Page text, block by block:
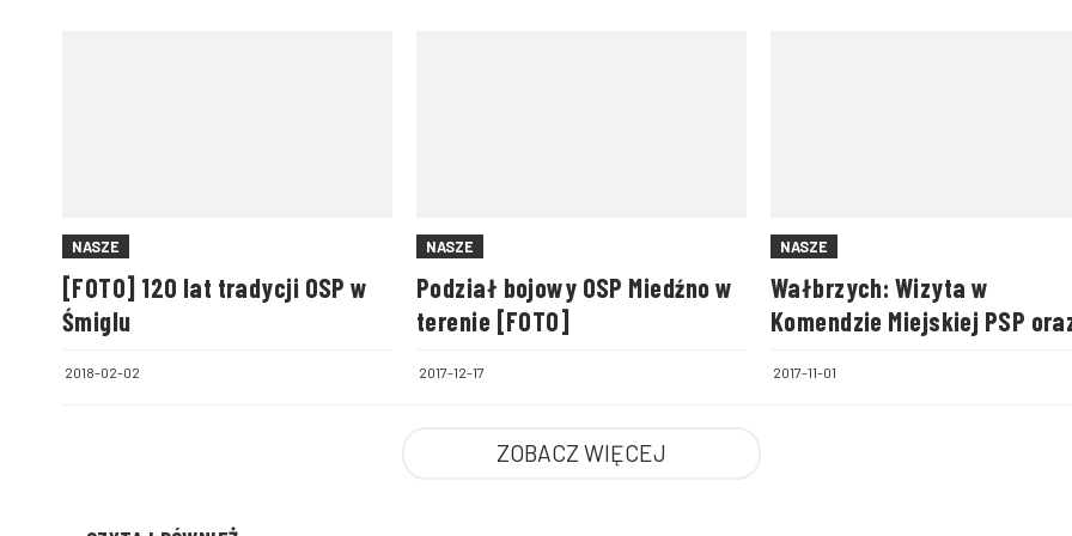
NASZE
[FOTO] 120 lat tradycji OSP w
Śmiglu
2018-02-02
NASZE
Podział bojowy OSP Miedźno w
terenie [FOTO]
2017-12-17
NASZE
Wałbrzych: Wizyta w
Komendzie Miejskiej PSP
gaśniczych
2017-11-01
ZOBACZ WIĘCEJ